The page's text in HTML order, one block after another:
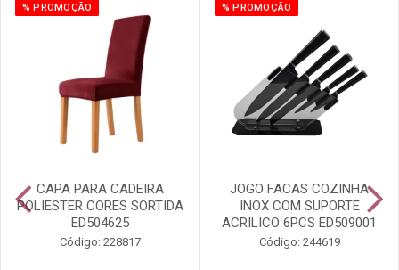
% PROMOÇÃO
CAPA PARA CADEIRA
POLIESTER CORES SORTIDA
ED504625
Código: 228817
% PROMOÇÃO
JOGO FACAS COZINHA
INOX COM SUPORTE
ACRILICO 6PCS ED509001
Código: 244619